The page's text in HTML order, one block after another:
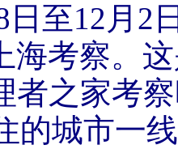
日至12月
海考察。
者之家考
的城市一